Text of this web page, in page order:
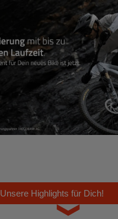
Unsere Highlights für Dich!